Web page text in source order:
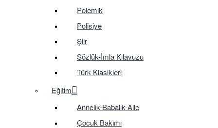
Polemik
Polisiye
Şiir
Sözlük-İmla Kılavuzu
Türk Klasikleri
Eğitim
Annelik-Babalık-Aile
Çocuk Bakımı